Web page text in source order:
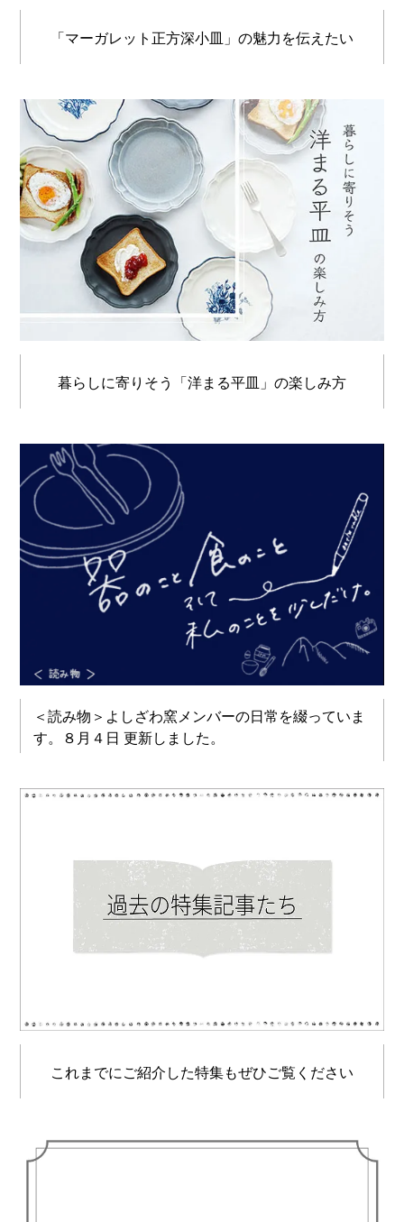
「マーガレット正方深小皿」の魅力を伝えたい
暮らしに寄りそう「洋まる平皿」の楽しみ方
＜読み物＞よしざわ窯メンバーの日常を綴っていま
す。８月４日 更新しました。
これまでにご紹介した特集もぜひご覧ください